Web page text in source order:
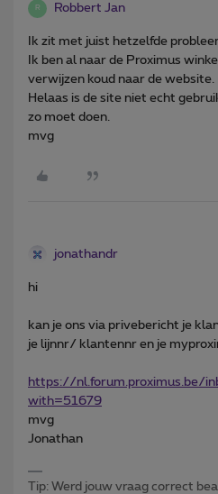
R Robbert Jan
Ik zit met juist hetzelfde
Ik ben al naar de Proximus
verwijzen koud naar de website.
Helaas is de site niet echt
zo moet doen.
mvg
jonathandr
hi
kan je ons via privebericht je
je lijnnr/ klantennr en je
https://nl.forum.proximus.be/
with=51679
mvg
Jonathan
Tip: Werd jouw vraag correct